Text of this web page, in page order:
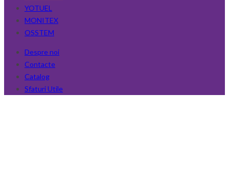
YOTUEL
MONITEX
OSSTEM
Despre noi
Contacte
Catalog
Sfaturi Utile